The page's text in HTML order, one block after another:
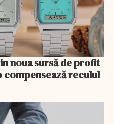
noua sursă de profit
compensează reculul